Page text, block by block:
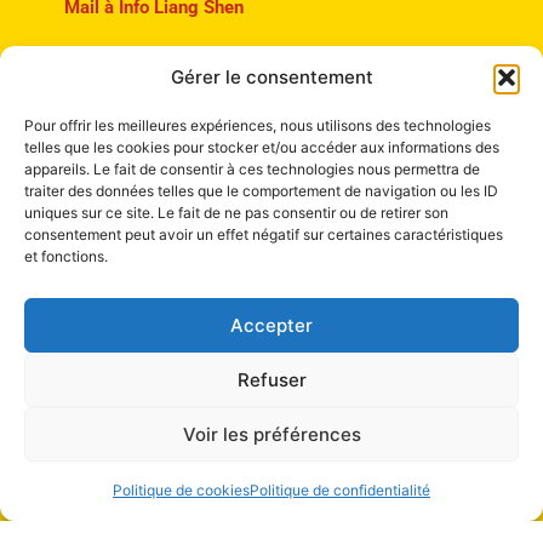
Gérer le consentement
Pour offrir les meilleures expériences, nous utilisons des technologies
telles que les cookies pour stocker et/ou accéder aux informations des
appareils. Le fait de consentir à ces technologies nous permettra de
traiter des données telles que le comportement de navigation ou les ID
uniques sur ce site. Le fait de ne pas consentir ou de retirer son
consentement peut avoir un effet négatif sur certaines caractéristiques
et fonctions.
Accepter
Refuser
Voir les préférences
Politique de cookiesPolitique de confidentialité
Institut Liang Shen de Médecine chinoise
Mail à Info Liang Shen